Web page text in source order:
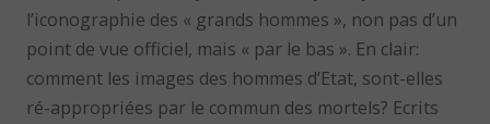
l’iconographie des « grands hommes », non pas d’un
point de vue officiel, mais « par le bas ». En clair:
comment les images des hommes d’Etat, sont-elles
ré-appropriées par le commun des mortels? Ecrits